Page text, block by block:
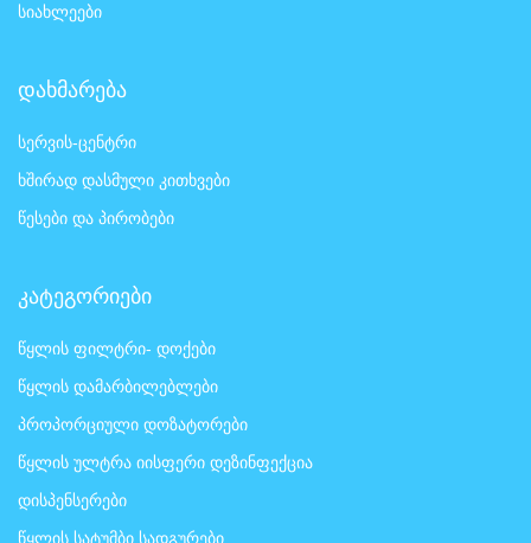
სიახლეები
დახმარება
სერვის-ცენტრი
ხშირად დასმული კითხვები
წესები და პირობები
კატეგორიები
წყლის ფილტრი- დოქები
წყლის დამარბილებლები
პროპორციული დოზატორები
წყლის ულტრა იისფერი დეზინფექცია
დისპენსერები
წყლის სატუმბი სადგურები